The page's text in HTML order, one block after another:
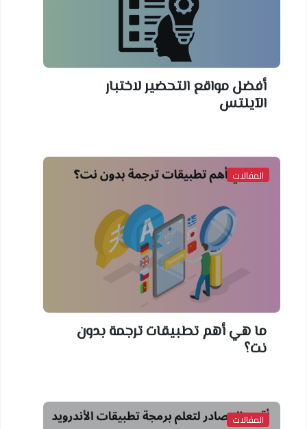
أفضل مواقع التحضير لاختبار
الآيلتس
المقالات
ما هي أهم تطبيقات ترجمة بدون
نت؟
المقالات